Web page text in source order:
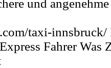
und
taxi-
Fahrer Was